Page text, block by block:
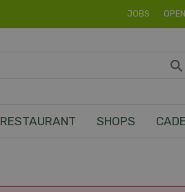
JOBS
RESTAURANT SHOPS